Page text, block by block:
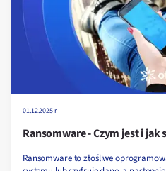
01.12.2025 r
Ransomware - Czym jest i jak
Ransomware to złośliwe